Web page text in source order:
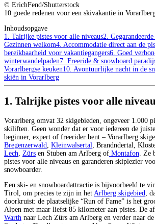
© ErichFend/Shutterstock
10 goede redenen voor een skivakantie in
Inhoudsopgave
1. Talrijke pistes voor alle niveaus2.
Gezinnen welkom4. Accommodatie direct aan de
bereikbaarheid voor vakantiegangers6. Goed
winterwandelpaden7. Freeride & snowboard
Vorarlbergse keuken10. Avontuurlijke nacht in de
skiën in Vorarlberg
1. Talrijke pistes voor alle
Vorarlberg omvat 32 skigebieden, ongeveer 1.000
skiliften. Geen wonder dat er voor iedereen de
beginner, expert of freerider bent – Vorarlberg
Bregenzerwald Kleinwalsertal , Brandndertal,
Lech
Zürs en Stuben am Arlberg of Montafon . Ze
pistes voor alle niveaus en garanderen skiplezier
snowboarder.
Een ski- en snowboardattractie is bijvoorbeeld te
Tirol, om precies te zijn in het Arlberg skigebied ,
doorkruist: de plaatselijke “Run of Fame” is het
Alpen met maar liefst 85 kilometer aan pistes. De
Warth naar Lech Zürs am Arlberg en verder naar